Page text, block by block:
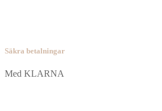
Säkra betalningar
Med KLARNA